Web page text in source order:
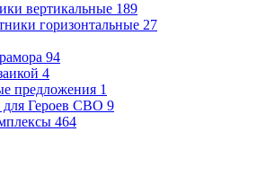
вертикальные 189
горизонтальные 27
94
4
предложения 1
Героев СВО 9
464